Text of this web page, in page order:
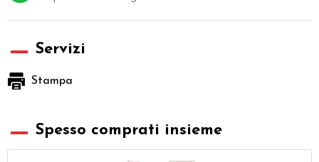
Servizi
Stampa
Spesso comprati insieme